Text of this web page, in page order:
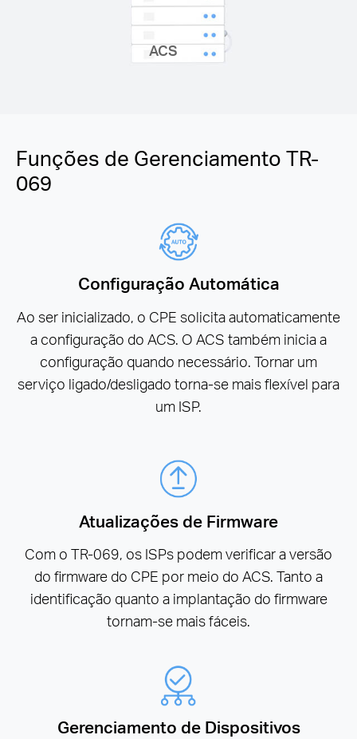
ACS
Funções de Gerenciamento TR-
069
Configuração Automática
Ao ser inicializado, o CPE solicita automaticamente
a configuração do ACS. O ACS também inicia a
configuração quando necessário. Tornar um
serviço ligado/desligado torna-se mais flexível para
um ISP.
Atualizações de Firmware
Com o TR-069, os ISPs podem verificar a versão
do firmware do CPE por meio do ACS. Tanto a
identificação quanto a implantação do firmware
tornam-se mais fáceis.
Gerenciamento de Dispositivos